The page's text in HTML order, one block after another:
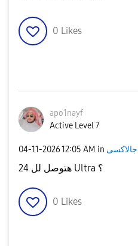
0 Likes
apo1nayf
Active Level 7
‎04-11-202612:05 AM in
هتوصل لل 24 Ultra ؟
0 Likes